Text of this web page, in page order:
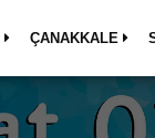
ÇANAKKALE